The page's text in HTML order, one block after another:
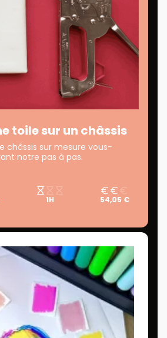
toile sur un châssis
châssis sur mesure vous-
notre pas à pas.
1H 54,05 €